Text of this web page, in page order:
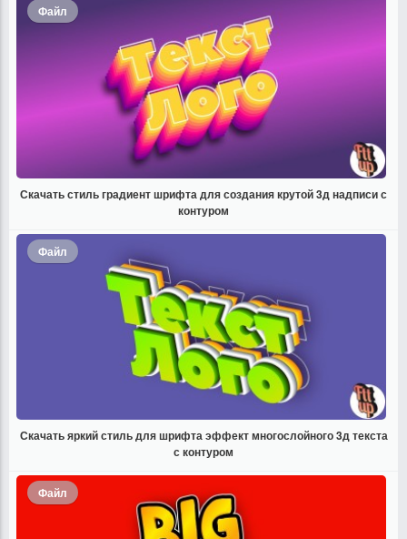
Файл
Скачать стиль градиент шрифта для создания крутой 3д надписи с
контуром
Файл
Скачать яркий стиль для шрифта эффект многослойного 3д текста
с контуром
Файл